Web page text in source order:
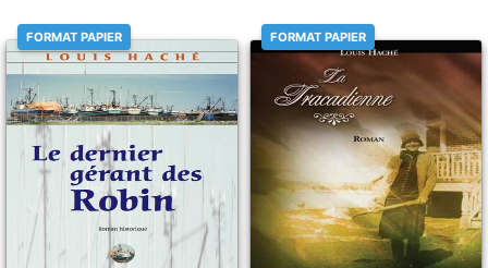
FORMAT PAPIER FORMAT PAPIER